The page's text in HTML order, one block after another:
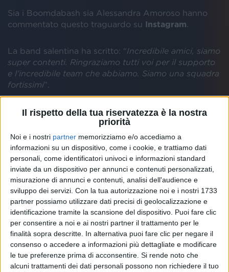
Il rispetto della tua riservatezza è la nostra
priorità
Noi e i nostri partner memorizziamo e/o accediamo a
informazioni su un dispositivo, come i cookie, e trattiamo dati
personali, come identificatori univoci e informazioni standard
inviate da un dispositivo per annunci e contenuti personalizzati,
misurazione di annunci e contenuti, analisi dell'audience e
sviluppo dei servizi. Con la tua autorizzazione noi e i nostri 1733
partner possiamo utilizzare dati precisi di geolocalizzazione e
identificazione tramite la scansione del dispositivo. Puoi fare clic
per consentire a noi e ai nostri partner il trattamento per le
finalità sopra descritte. In alternativa puoi fare clic per negare il
consenso o accedere a informazioni più dettagliate e modificare
le tue preferenze prima di acconsentire. Si rende noto che
alcuni trattamenti dei dati personali possono non richiedere il tuo
Sia i Boomdabash sia Alessandra Amoroso hanno
commentato questo traguardo su Instagram
La band salentina ha scritto: “Incredibile amici, siamo
super contenti. Ringraziamo tutti voi per il supporto
e l’incredibile team che abbiamo. Siamo una squadra
fortissimi”.
La Amoroso invece ha commentato: “
sì, mi emoziono ancora... ed emozionarsi per una
gioia così grande penso sia la cosa più bella! Karaoke
è nata in un momento molto particolare della mia e
della nostra vita! A me ha restituito quello che avevo
perso in questi mesi e mi ha dato il modo migliore
per poter essere più vicina possibile ai vostri cuori! Vi
amo sempre e in maniera più intensa...”. La cantante
ha aggiunto: “Arriverà anche il tempo per essere
sempre più vicini! Grazie fratelloni, vi voglio davvero
bene!”.
Intanto ilvideoclipsi avvia a tagliare il traguardo dei